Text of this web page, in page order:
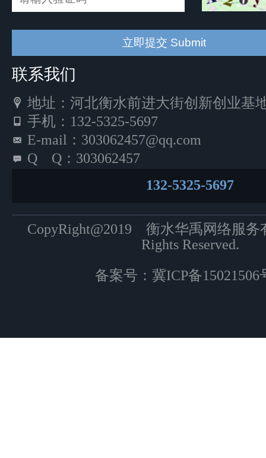
联系我们
地址：河北衡水前进大街创新创业基
手机：132-5325-5697
E-mail：303062457@qq.com
Q Q：303062457
132-5325-5697
CopyRight@2019 衡水华禹网络服
Rights Reserved.
备案号： 冀ICP备15021506